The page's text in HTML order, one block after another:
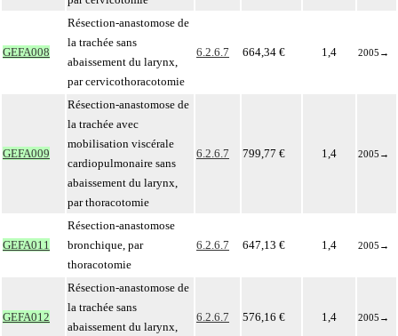
GEFA008
Résection-anastomose de
la trachée sans
abaissement du larynx,
par cervicothoracotomie
6.2.6.7 664,34 € 1,4 2005 →
GEFA009
Résection-anastomose de
la trachée avec
mobilisation viscérale
cardiopulmonaire sans
abaissement du larynx,
par thoracotomie
6.2.6.7 799,77 € 1,4 2005 →
GEFA011
Résection-anastomose
bronchique, par
thoracotomie
6.2.6.7 647,13 € 1,4 2005 →
GEFA012
Résection-anastomose de
la trachée sans
abaissement du larynx,
6.2.6.7 576,16 € 1,4 2005 →